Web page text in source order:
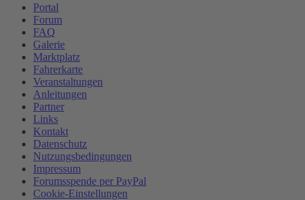
Portal
Forum
FAQ
Galerie
Marktplatz
Fahrerkarte
Veranstaltungen
Anleitungen
Partner
Links
Kontakt
Datenschutz
Nutzungsbedingungen
Impressum
Forumsspende per PayPal
Cookie-Einstellungen